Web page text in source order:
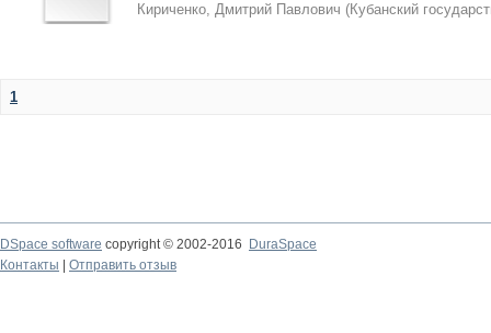
Кириченко, Дмитрий Павлович (Кубанский
1
DSpace software copyright © 2002-2016
DuraSpace
Контакты
Отправить отзыв